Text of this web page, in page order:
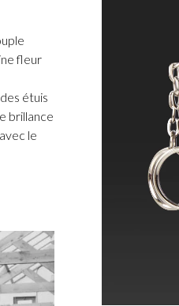
fleur
étuis
brillance
le